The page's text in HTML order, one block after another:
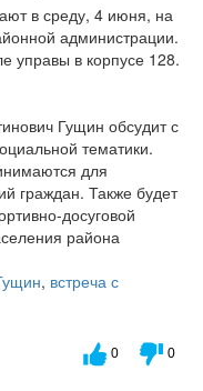
в среду, 4 июня, на
администрации.
управы в корпусе 128.
Гущин обсудит с
тематики.
для
граждан. Также будет
досуговой
района
, встреча с
0 0